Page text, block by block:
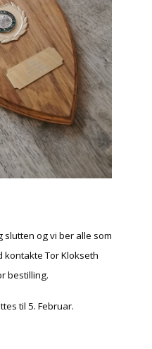
og vi ber alle som
kontakte Tor Klokseth
bestilling.
til 5. Februar.